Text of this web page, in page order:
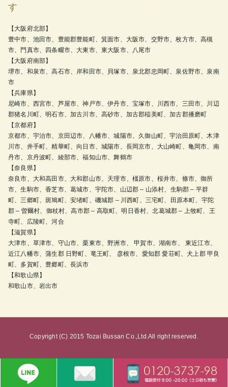
す
【大阪府北部】
豊中市、池田市、豊能郡豊能町、箕面市、大阪市、交野市、枚方市、高槻
市、門真市、四条畷市、大東市、東大阪市、八尾市
【大阪府南部】
堺市、和泉市、高石市、岸和田市、貝塚市、泉北郡忠岡町、泉佐野市、泉南
市
【兵庫県】
尼崎市、西宮市、芦屋市、神戸市、伊丹市、宝塚市、川西市、三田市、川辺
郡猪名川町、明石市、加古川市、高砂市、加古郡稲美町、加古郡播磨町
【京都府】
京都市、宇治市、京田辺市、八幡市、城陽市、久御山町、宇治田原町、木津
川市、井手町、精華町、向日市、城陽市、長岡京市、大山崎町、亀岡市、南
丹市、京丹波町、綾部市、福知山市、舞鶴市
【奈良県】
奈良市、大和高田市、大和郡山市、天理市、橿原市、桜井市、條市、御所
市、生駒市、香芝市、葛城市、宇陀市、山辺郡 – 山添村、生駒郡 – 平群
町、三郷町、斑鳩町、安堵町、磯城郡 – 川西町、三宅町、田原本町、宇陀
郡 – 曽爾村、御杖村、高市郡 – 高取町、明日香村、北葛城郡 – 上牧町、王
寺町、広陵町、河合
【滋賀県】
大津市、草津市、守山市、栗東市、野洲市、 甲賀市、湖南市、 東近江市、
近江八幡市、蒲生郡 日野町、竜王町、 彦根市、愛知郡 愛荘町、犬上郡 甲良
町、多賀町、豊郷町、長浜市
【和歌山県】
和歌山市、岩出市
Copyright (C) 2015 Tozai Bussan Co.,Ltd.All right reserved.